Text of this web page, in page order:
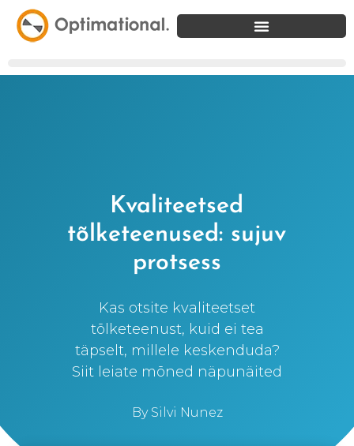
Kvaliteetsed
tõlketeenused: sujuv
protsess
Kas otsite kvaliteetset
tõlketeenust, kuid ei tea
täpselt, millele keskenduda?
Siit leiate mõned näpunäited
BySilvi Nunez